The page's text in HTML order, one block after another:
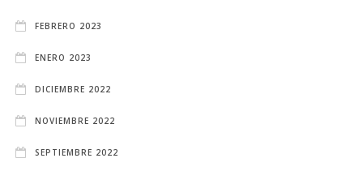
FEBRERO 2023
ENERO 2023
DICIEMBRE 2022
NOVIEMBRE 2022
SEPTIEMBRE 2022